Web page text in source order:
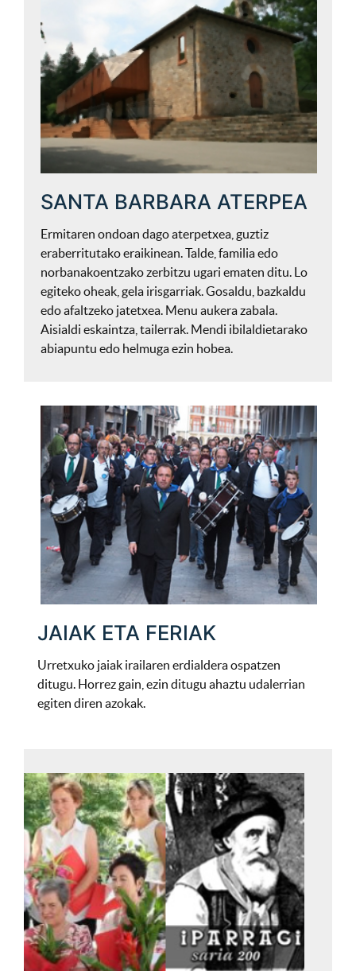
SANTA BARBARA ATERPEA
Ermitaren ondoan dago aterpetxea, guztiz
eraberritutako eraikinean. Talde, familia edo
norbanakoentzako zerbitzu ugari ematen ditu. Lo
egiteko oheak, gela irisgarriak. Gosaldu, bazkaldu
edo afaltzeko jatetxea. Menu aukera zabala.
Aisialdi eskaintza, tailerrak. Mendi ibilaldietarako
abiapuntu edo helmuga ezin hobea.
JAIAK ETA FERIAK
Urretxuko jaiak irailaren erdialdera ospatzen
ditugu. Horrez gain, ezin ditugu ahaztu udalerrian
egiten diren azokak.